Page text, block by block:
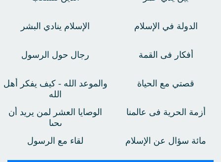
الدولة في الإسلام الإسلام ينادي البشر
أفكار فى القمة رجال حول الرسول
قصتي مع الحياة
والموعد الله - كيف يفكر أهل
الله
أزمة الحرية فى عالمنا
الوصايا العشر لمن يريد أن
يحيا
مائة سؤال عن الإسلام
لقاء مع الرسول